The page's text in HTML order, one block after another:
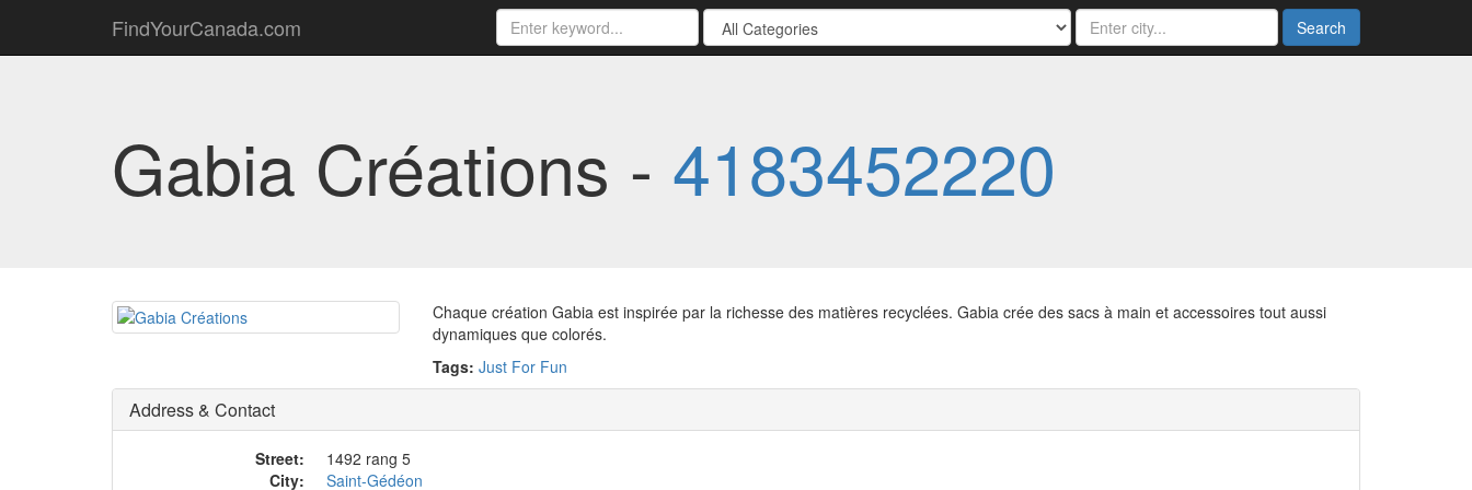
FindYourCanada.com Search
Gabia Créations - 4183452220
Chaque création Gabia est inspirée par la richesse des matières recyclées. Gabia crée des sacs à main et accessoires tout aussi
dynamiques que colorés.
Tags: Just For Fun
Address & Contact
Street:
1492 rang 5
City:
Saint-Gédéon